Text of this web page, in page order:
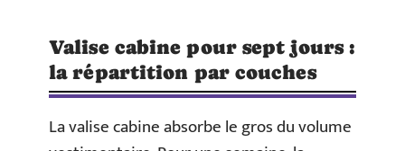
Valise cabine pour sept jours :
la répartition par couches
La valise cabine absorbe le gros du volume